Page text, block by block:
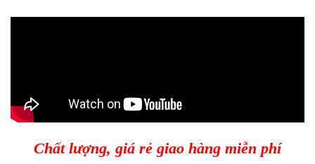
Chất lượng, giá rẻ giao hàng miễn phí